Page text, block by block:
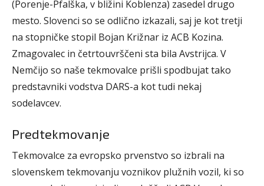
(Porenje-Pfalška, v bližini Koblenza) zasedel drugo
mesto. Slovenci so se odlično izkazali, saj je kot tretji
na stopničke stopil Bojan Križnar iz ACB Kozina.
Zmagovalec in četrtouvrščeni sta bila Avstrijca. V
Nemčijo so naše tekmovalce prišli spodbujat tako
predstavniki vodstva DARS-a kot tudi nekaj
sodelavcev.
Predtekmovanje
Tekmovalce za evropsko prvenstvo so izbrali na
slovenskem tekmovanju voznikov plužnih vozil, ki so